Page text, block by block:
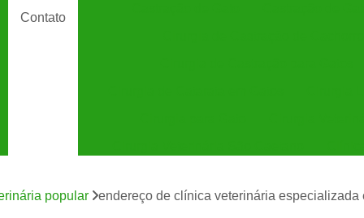
Contato
Clínica Veterinária Especializada em Cães
popular endereço de clínica veterinária especializada